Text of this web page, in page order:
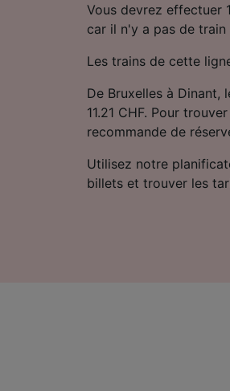
Vous devrez effectuer
car il n'y a pas de train
Les trains de cette
De Bruxelles à
11.21 CHF. Pour
recommande de
Utilisez notre
billets et trouver les